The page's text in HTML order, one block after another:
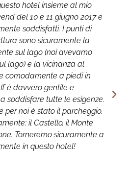
hotel insieme al mio
del 10 e 11 giugno 2017 e
soddisfatti. I punti di
sono sicuramente la
sul lago (noi avevamo
lago) e la vicinanza al
comodamente a piedi in
è davvero gentile e
soddisfare tutte le esigenze.
per noi è stato il parcheggio.
il Castello, il Monte
Torneremo sicuramente a
in questo hotel!